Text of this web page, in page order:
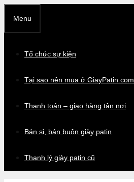
đến
nội
Menu
Tổ chức sự kiện
Tại sao nên mua ở GiayPatin.com
Thanh toán – giao hàng tận nơi
Bán sỉ, bán buôn giày patin
Thanh lý giày patin cũ